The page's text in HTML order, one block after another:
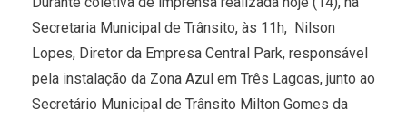
Secretaria Municipal de Trânsito, às 11h, Nilson
Lopes, Diretor da Empresa Central Park, responsável
pela instalação da Zona Azul em Três Lagoas, junto ao
Secretário Municipal de Trânsito Milton Gomes da